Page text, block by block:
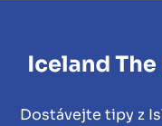
Dostávejte tipy z